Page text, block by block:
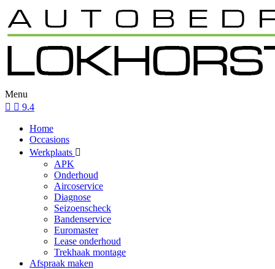
Menu
9.4
Home
Occasions
Werkplaats
APK
Onderhoud
Aircoservice
Diagnose
Seizoenscheck
Bandenservice
Euromaster
Lease onderhoud
Trekhaak montage
Afspraak maken